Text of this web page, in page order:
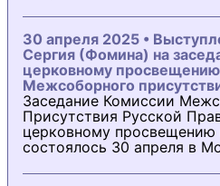
30 апреля 2025 •
Сергия (Фомина) на
церковному
Межсоборного
Заседание Комиссии
Присутствия Русской
церковному просвещению
состоялось 30 апреля в